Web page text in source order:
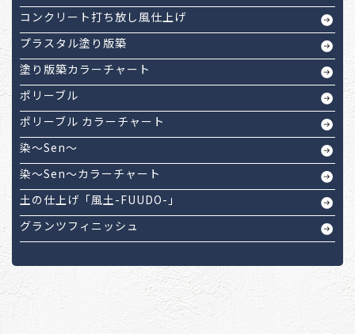
コンクリート打ち放し風仕上げ
プラスタル塗り版築
塗り版築カラーチャート
ポリーブル
ポリーブル カラーチャート
染～Sen～
染～Sen～カラーチャート
土の仕上げ「風土-FUUDO-」
グランツフィニッシュ